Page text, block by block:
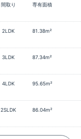
間取り
専有面積
2LDK
81.38m²
3LDK
87.34m²
4LDK
95.65m²
2SLDK
86.04m²